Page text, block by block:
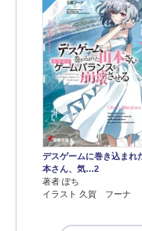
デスゲームに巻き込まれ
本さん、気…2
著者 ぽち
イラスト 久賀 フーナ